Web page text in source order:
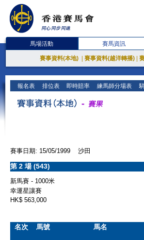
馬場活動 賽馬資訊
賽事資料(本地) 賽事資料(越洋轉播)
報名表 排位表 即時賠率 練馬師分場表
賽事日期: 15/05/1999 沙田
第 2 場 (543)
新馬賽 - 1000米
幸運星讓賽
HK$ 563,000
名次 馬號 馬名